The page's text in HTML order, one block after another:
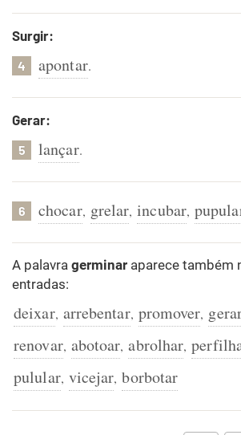
Surgir:
4 apontar.
Gerar:
5 lançar.
6 chocar, grelar, incubar,
A palavra germinar aparece também
entradas:
deixar, arrebentar, promover,
renovar, abotoar, abrolhar,
pulular, vicejar, borbotar